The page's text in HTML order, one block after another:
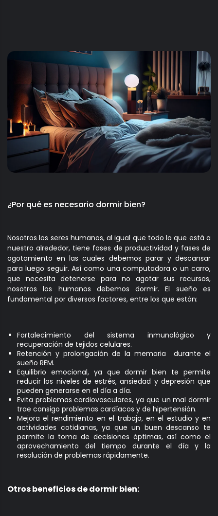
¿Por qué es necesario dormir bien?
Nosotros los seres humanos, al igual que todo lo que está a
nuestro alrededor, tiene fases de productividad y fases de
agotamiento en las cuales debemos parar y descansar
para luego seguir. Así como una computadora o un carro,
que necesita detenerse para no agotar sus recursos,
nosotros los humanos debemos dormir. El sueño es
fundamental por diversos factores, entre los que están:
Fortalecimiento del sistema inmunológico y
recuperación de tejidos celulares.
Retención y prolongación de la memoria durante el
sueño REM.
Equilibrio emocional, ya que dormir bien te permite
reducir los niveles de estrés, ansiedad y depresión que
pueden generarse en el día a día.
Evita problemas cardiovasculares, ya que un mal dormir
trae consigo problemas cardíacos y de hipertensión.
Mejora el rendimiento en el trabajo, en el estudio y en
actividades cotidianas, ya que un buen descanso te
permite la toma de decisiones óptimas, así como el
aprovechamiento del tiempo durante el día y la
resolución de problemas rápidamente.
Otros beneficios de dormir bien: